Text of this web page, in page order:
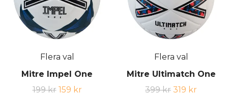
Flera val
Mitre Impel One
199 kr 159 kr
Flera val
Mitre Ultimatch One
399 kr 319 kr